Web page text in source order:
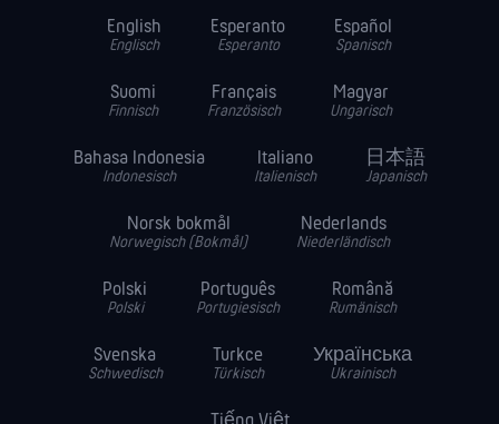
English
Englisch
Esperanto
Esperanto
Español
Spanisch
Suomi
Finnisch
Français
Französisch
Magyar
Ungarisch
Bahasa Indonesia
Indonesisch
Italiano
Italienisch
日本語
Japanisch
Norsk bokmål
Norwegisch (Bokmål)
Nederlands
Niederländisch
Polski
Polski
Português
Portugiesisch
Română
Rumänisch
Svenska
Schwedisch
Turkce
Türkisch
Українська
Ukrainisch